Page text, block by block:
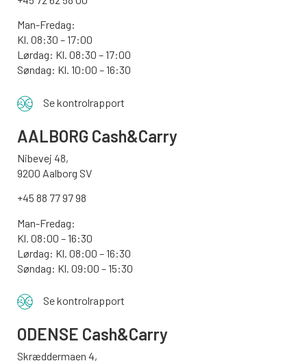
Man-Fredag:
Kl. 08:30 – 17:00
Lørdag: Kl. 08:30 – 17:00
Søndag: Kl. 10:00 – 16:30
Se kontrolrapport
AALBORG Cash&Carry
Nibevej 48,
9200 Aalborg SV
+45 88 77 97 98
Man-Fredag:
Kl. 08:00 – 16:30
Lørdag: Kl. 08:00 – 16:30
Søndag: Kl. 09:00 – 15:30
Se kontrolrapport
ODENSE Cash&Carry
Skræddermaen 4,